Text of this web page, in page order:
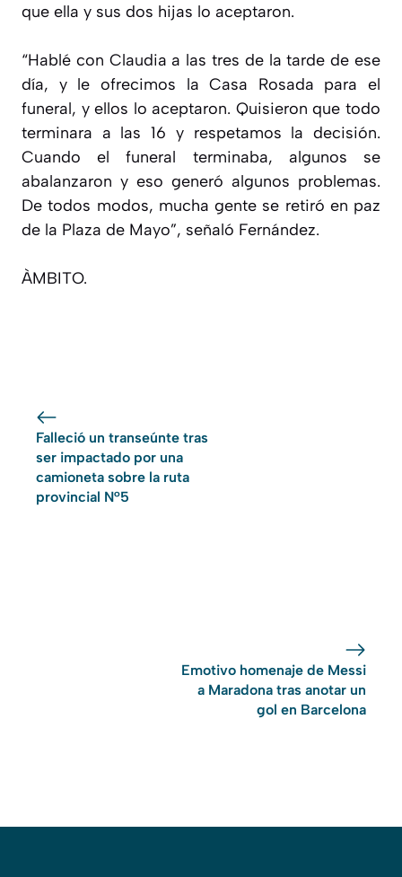
que ella y sus dos hijas lo aceptaron.
“Hablé con Claudia a las tres de la tarde de ese
día, y le ofrecimos la Casa Rosada para el
funeral, y ellos lo aceptaron. Quisieron que todo
terminara a las 16 y respetamos la decisión.
Cuando el funeral terminaba, algunos se
abalanzaron y eso generó algunos problemas.
De todos modos, mucha gente se retiró en paz
de la Plaza de Mayo”, señaló Fernández.
ÀMBITO.
Falleció un transeúnte tras
ser impactado por una
camioneta sobre la ruta
provincial N°5
Emotivo homenaje de Messi
a Maradona tras anotar un
gol en Barcelona